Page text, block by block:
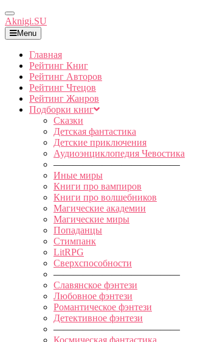
Toggle
Navigation
Aknigi.SU
Menu
Главная
Рейтинг Книг
Рейтинг Авторов
Рейтинг Чтецов
Рейтинг Жанров
Подборки книг
Сказки
Детская фантастика
Детские приключения
Аудиоэнциклопедия Чевостика
—————————————
Иные миры
Книги про вампиров
Книги про волшебников
Магические академии
Магические миры
Попаданцы
Стимпанк
LitRPG
Сверхспособности
—————————————
Славянское фэнтези
Любовное фэнтези
Романтическое фэнтези
Детективное фэнтези
—————————————
Космическая фантастика